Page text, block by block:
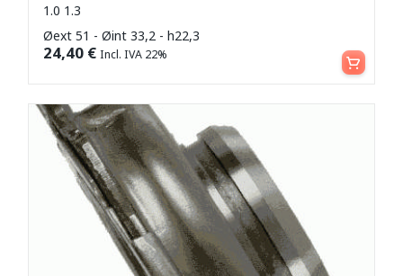
1.0 1.3
Øext 51 - Øint 33,2 - h22,3
24,40 € Incl. IVA 22% Aggiungi al carrello